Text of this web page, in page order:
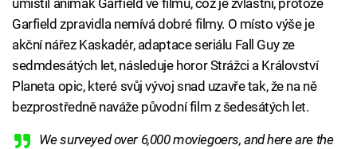
umístil animák Garfield ve filmu, což je zvláštní, protože
Garfield zpravidla nemívá dobré filmy. O místo výše je
akční nářez Kaskadér, adaptace seriálu Fall Guy ze
sedmdesátých let, následuje horor Strážci a Království
Planeta opic, které svůj vývoj snad uzavře tak, že na ně
bezprostředně naváže původní film z šedesátých let.
We surveyed over 6,000 moviegoers, and here are the